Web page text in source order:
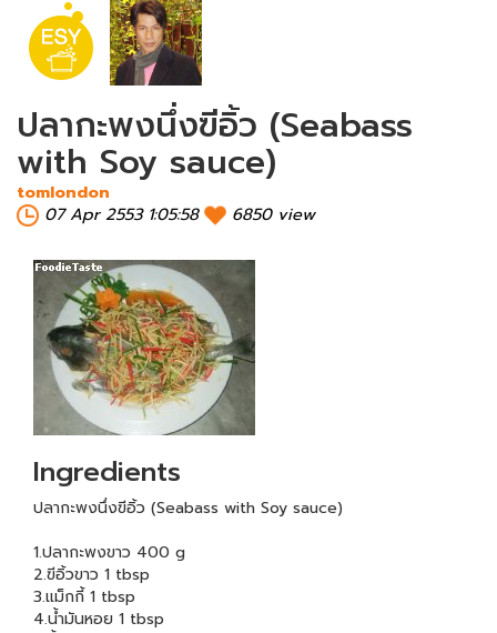
ปลากะพงนึ่งฃีอิ้ว (Seabass
with Soy sauce)
tomlondon
07 Apr 2553 1:05:58
6850 view
Ingredients
ปลากะพงนึ่งฃีอิ้ว (Seabass with Soy sauce)
1.ปลากะพงขาว 400 g
2.ฃีอิ้วขาว 1 tbsp
3.แม็กกี้ 1 tbsp
4.น้ำมันหอย 1 tbsp